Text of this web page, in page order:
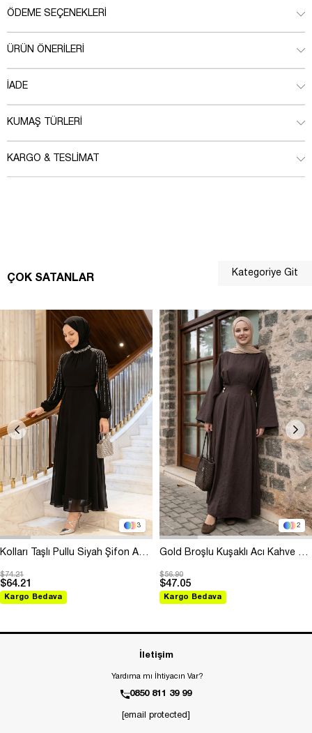
ÖDEME SEÇENEKLERI
ÜRÜN ÖNERILERI
İADE
KUMAŞ TÜRLERI
KARGO & TESLIMAT
ÇOK SATANLAR
3
Kolları Taşlı Pullu Siyah Şifon Abiye
$74.21
$64.21
Kargo Bedava
2
Gold Broşlu Kuşaklı Acı Kahve Modal Elbise
$56.90
$47.05
Kargo Bedava
Kategoriye Git
İletişim
Yardıma mı İhtiyacın Var?
0850 811 39 99
[email protected]